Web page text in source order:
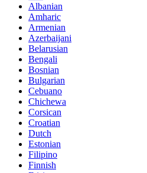
Albanian
Amharic
Armenian
Azerbaijani
Belarusian
Bengali
Bosnian
Bulgarian
Cebuano
Chichewa
Corsican
Croatian
Dutch
Estonian
Filipino
Finnish